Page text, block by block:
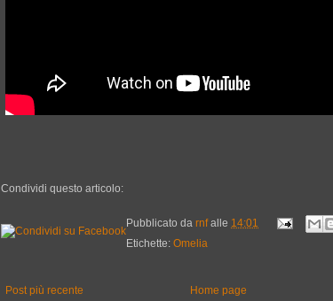
Condividi questo articolo:
Pubblicato da rnfalle 14:01
Etichette: Omelia
Post più recente Home page